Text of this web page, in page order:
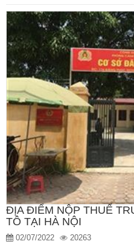
ĐỊA ĐIỂM NỘP THUẾ
TÔ TẠI HÀ NỘI
02/07/2022 20263